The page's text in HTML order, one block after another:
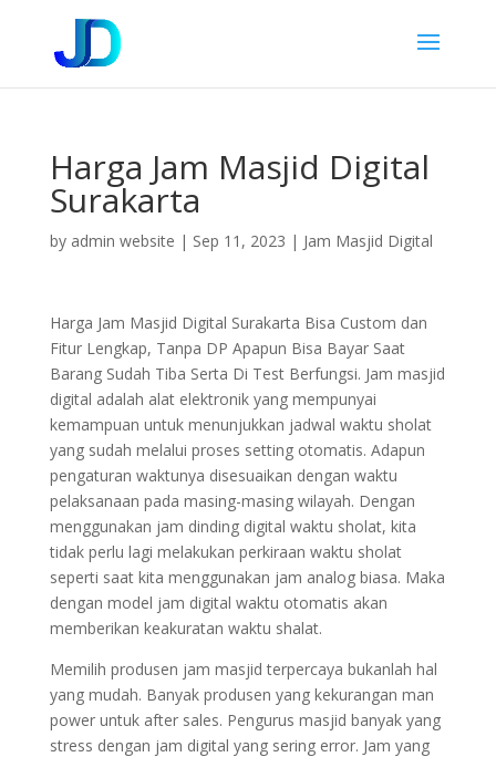
Harga Jam Masjid Digital
Surakarta
by admin website | Sep 11, 2023 | Jam Masjid Digital
Harga Jam Masjid Digital Surakarta Bisa Custom dan
Fitur Lengkap, Tanpa DP Apapun Bisa Bayar Saat
Barang Sudah Tiba Serta Di Test Berfungsi. Jam masjid
digital adalah alat elektronik yang mempunyai
kemampuan untuk menunjukkan jadwal waktu sholat
yang sudah melalui proses setting otomatis. Adapun
pengaturan waktunya disesuaikan dengan waktu
pelaksanaan pada masing-masing wilayah. Dengan
menggunakan jam dinding digital waktu sholat, kita
tidak perlu lagi melakukan perkiraan waktu sholat
seperti saat kita menggunakan jam analog biasa. Maka
dengan model jam digital waktu otomatis akan
memberikan keakuratan waktu shalat.
Memilih produsen jam masjid terpercaya bukanlah hal
yang mudah. Banyak produsen yang kekurangan man
power untuk after sales. Pengurus masjid banyak yang
stress dengan jam digital yang sering error. Jam yang